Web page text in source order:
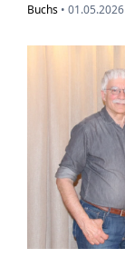
Buchs • 01.05.2026